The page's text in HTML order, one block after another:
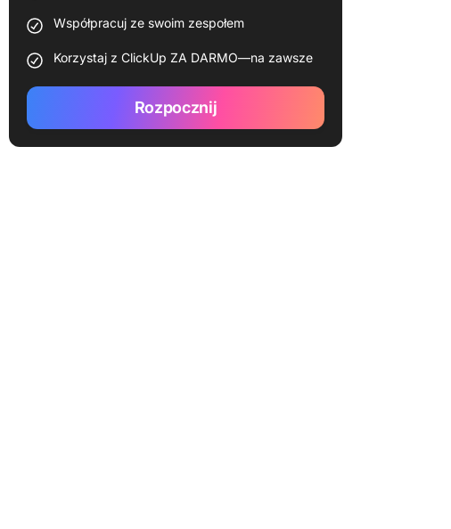
Współpracuj ze swoim zespołem
Korzystaj z ClickUp ZA DARMO—na zawsze
Rozpocznij